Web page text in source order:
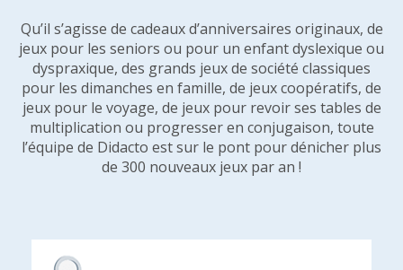
Qu’il s’agisse de cadeaux d’anniversaires originaux, de
jeux pour les seniors ou pour un enfant dyslexique ou
dyspraxique, des grands jeux de société classiques
pour les dimanches en famille, de jeux coopératifs, de
jeux pour le voyage, de jeux pour revoir ses tables de
multiplication ou progresser en conjugaison, toute
l’équipe de Didacto est sur le pont pour dénicher plus
de 300 nouveaux jeux par an !